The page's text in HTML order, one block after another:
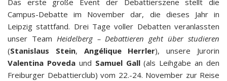
Campus-Debatte im November dar, die dieses Jahr in
Leipzig stattfand. Drei Tage voller Debatten veranlassten
unser Team Heidelberg – Debattieren geht über studieren
(Stanislaus Stein, Angélique Herrler), unsere Jurorin
Valentina Povedaund Samuel Gall(als Leihgabe an den
Freiburger Debattierclub) vom 22.-24. November zur Reise